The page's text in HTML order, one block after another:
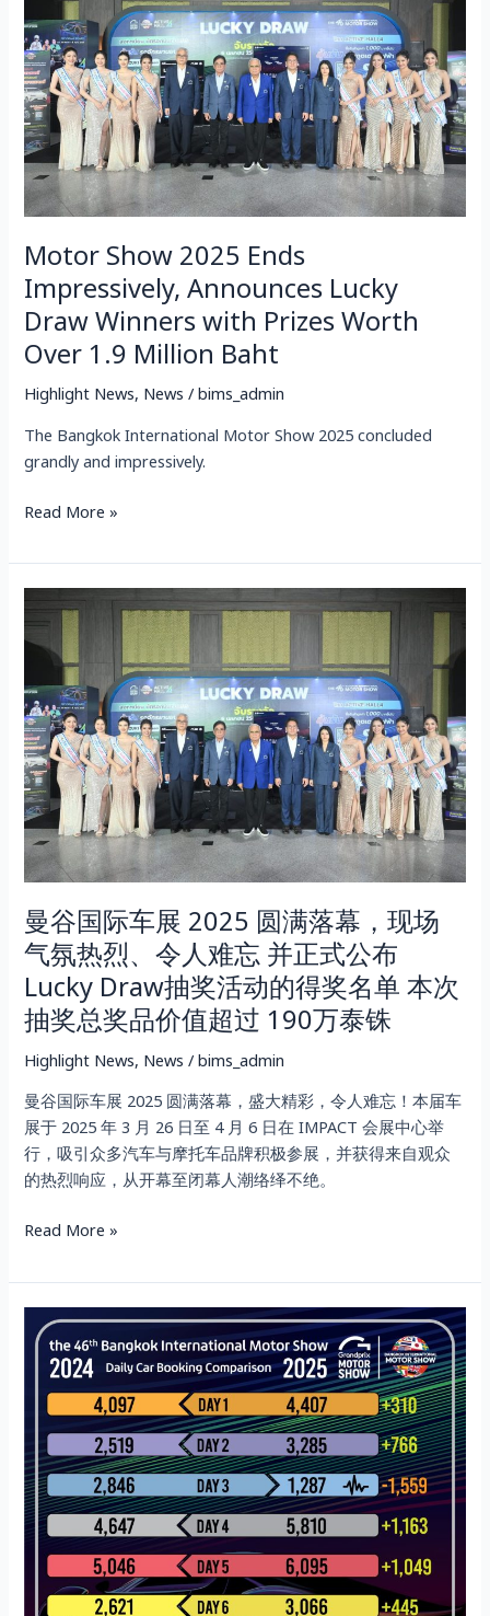
Motor Show 2025 Ends
Impressively, Announces Lucky
Draw Winners with Prizes Worth
Over 1.9 Million Baht
Highlight News, News /bims_admin
The Bangkok International Motor Show 2025 concluded
grandly and impressively.
Impressively,
Announces
Lucky
Draw
Winners
with
Prizes
Worth
Over
1.9
Million
Baht
Read More »
曼谷国际车展 2025 圆满落幕，现场
气氛热烈、令人难忘 并正式公布
Lucky Draw抽奖活动的得奖名单 本次
抽奖总奖品价值超过 190万泰铢
Highlight News, News /bims_admin
曼谷国际车展 2025 圆满落幕，盛大精彩，令人难忘！本届车
展于 2025 年 3 月 26 日至 4 月 6 日在 IMPACT 会展中心举
行，吸引众多汽车与摩托车品牌积极参展，并获得来自观众
的热烈响应，从开幕至闭幕人潮络绎不绝。
谷
国
车
展
2025
圆
满
落
幕，
现
场
气
热
烈、
人
难
忘
并
正
公
Lucky
Draw
抽
得
奖
名
Read More »
“46th
Bangkok
International
Motor
Show”
Automakers
Report
79,000
Bookings,
44.8%
Increase